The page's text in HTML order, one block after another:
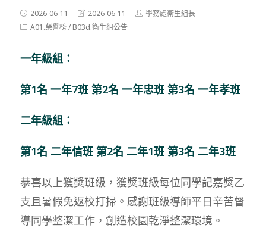
Post
published:
2026-06-11
Post
last
modified:
2026-06-11
Post學務處衛生組長
PostA01.榮譽榜/ B03d.衛生組公告
一年級組：
第1名 一年7班 第2名 一年忠班 第3名 一年孝班
二年級組：
第1名 二年信班 第2名 二年1班 第3名 二年3班
恭喜以上獲獎班級，獲獎班級每位同學記嘉獎乙
支且暑假免返校打掃。感謝班級導師平日辛苦督
導同學整潔工作，創造校園乾淨整潔環境。